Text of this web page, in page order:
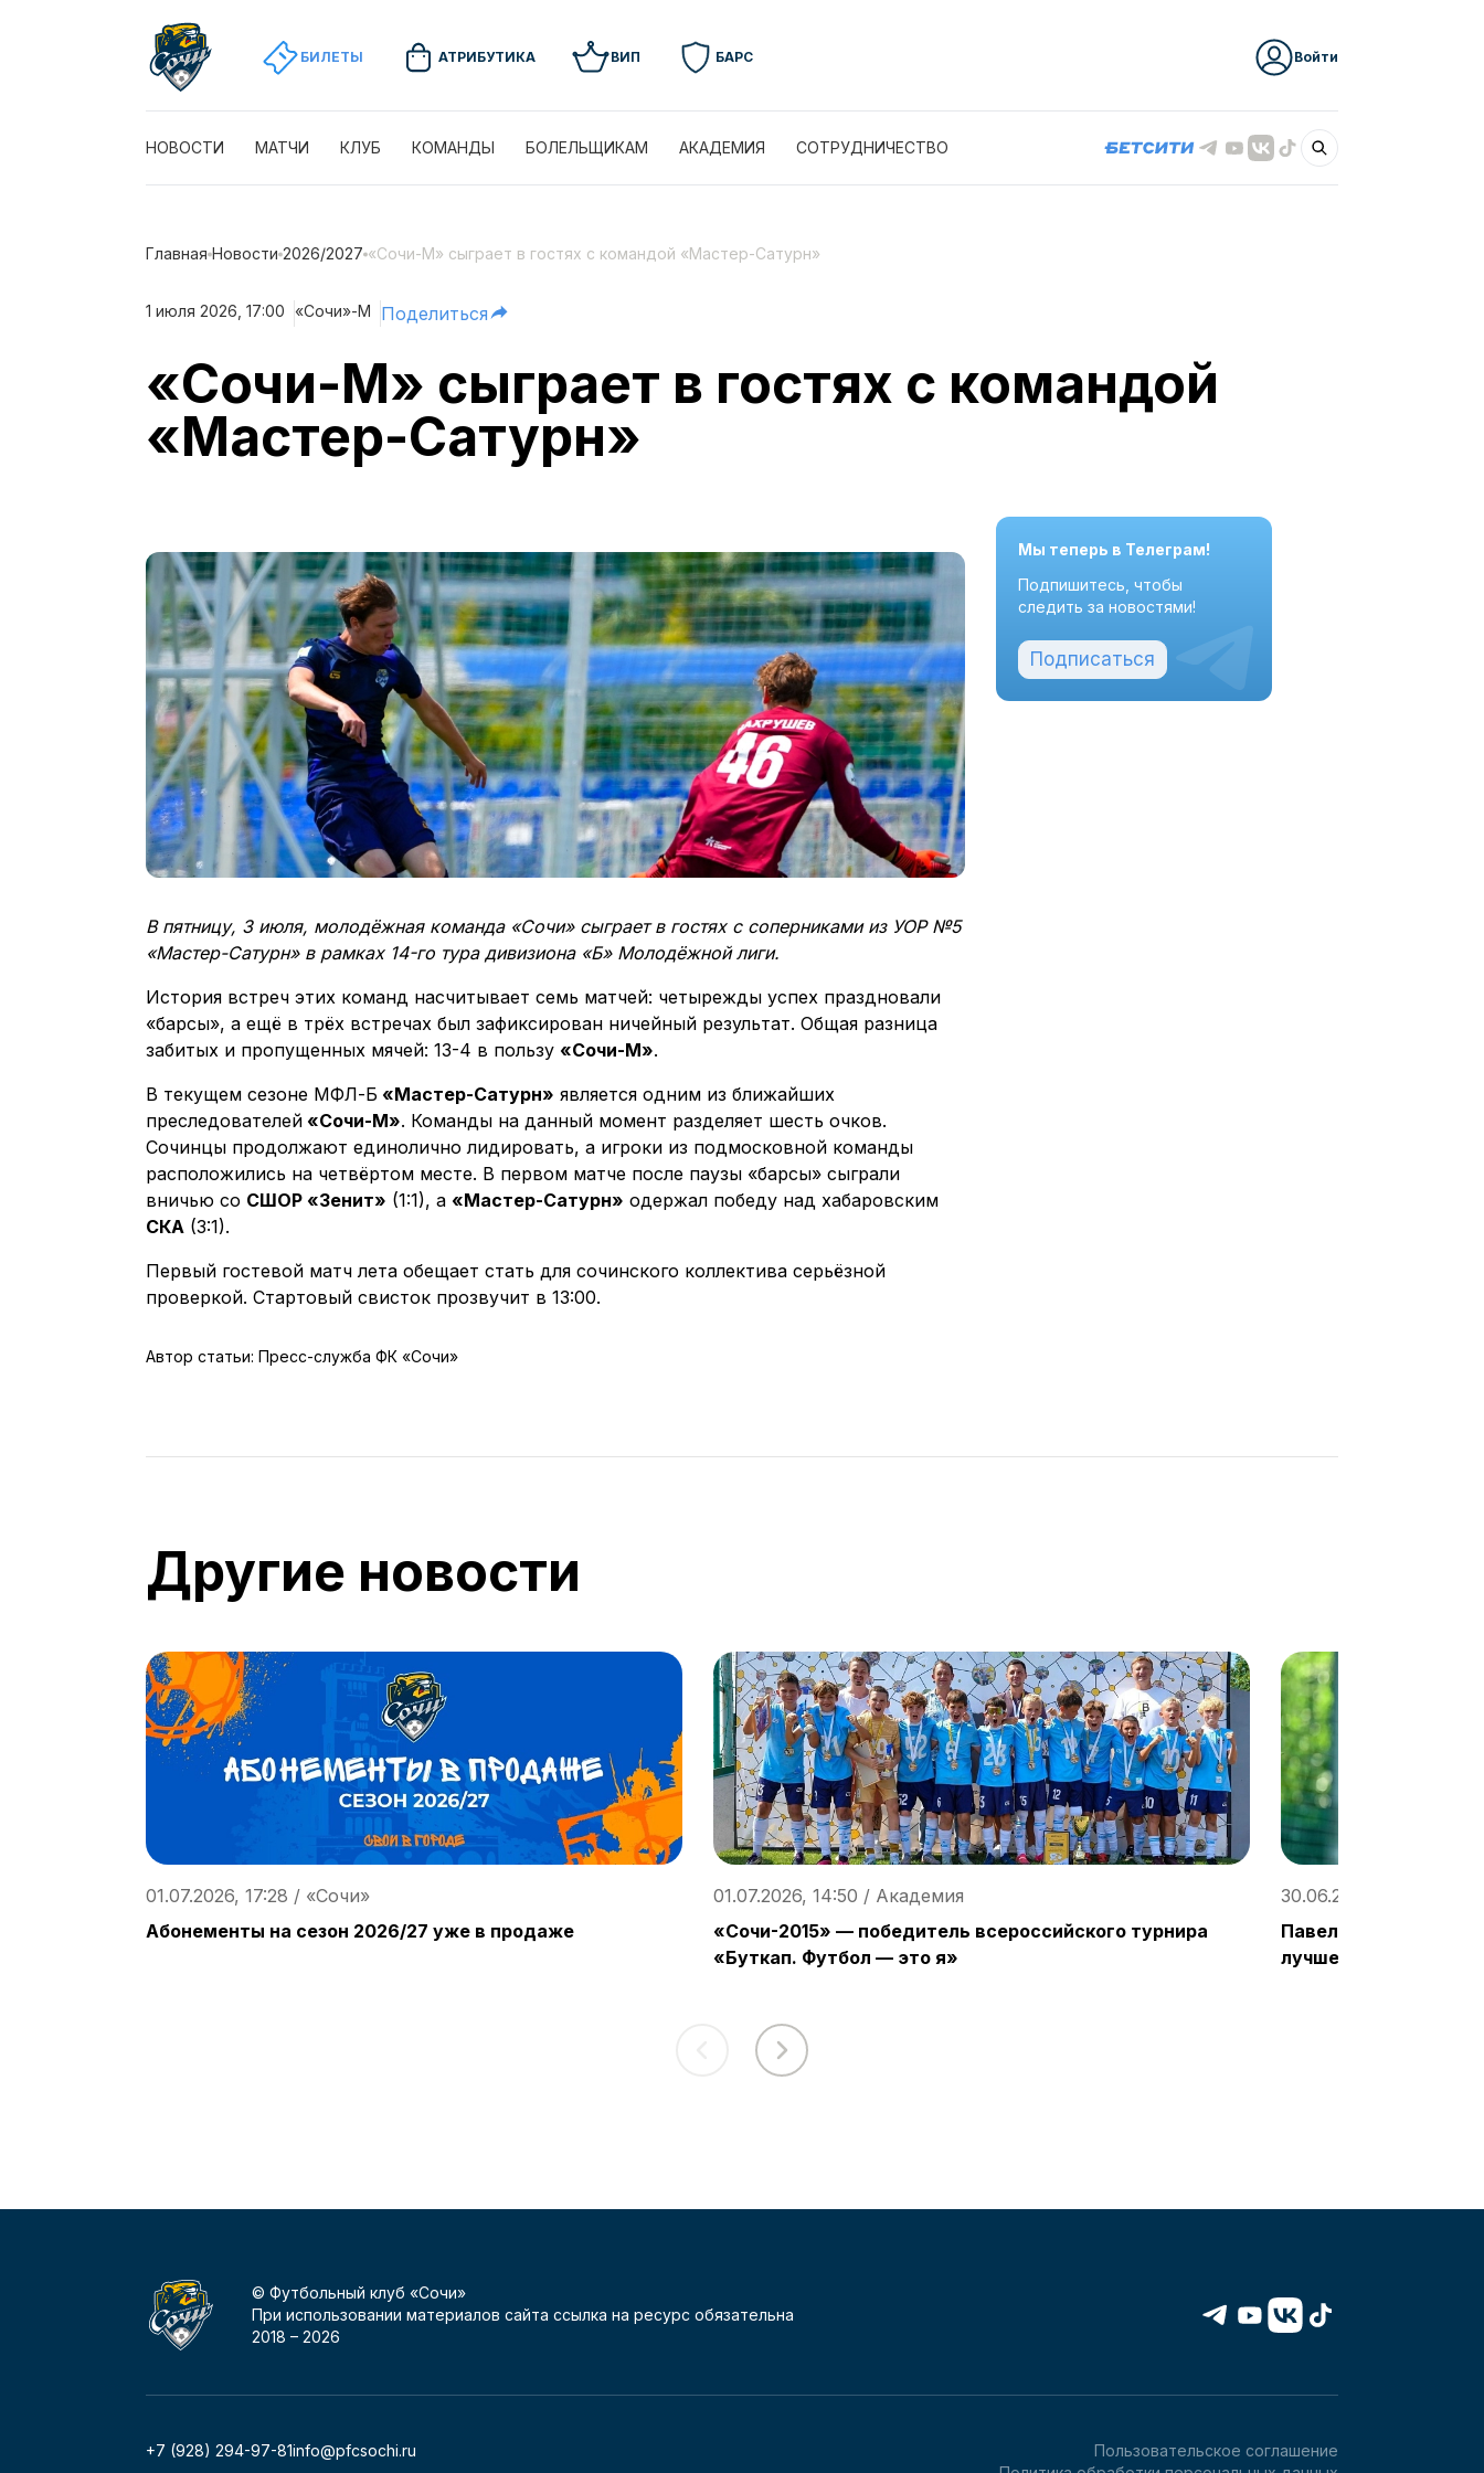
БИЛЕТЫ АТРИБУТИКА ВИП БАРС Войти
НОВОСТИ МАТЧИ КЛУБ КОМАНДЫ БОЛЕЛЬЩИКАМ АКАДЕМИЯ СОТРУДНИЧЕСТВО
Главная Новости 2026/2027 «Сочи-М» сыграет в гостях с командой «Мастер-Сатурн»
1 июля 2026, 17:00 «Сочи»-М Поделиться
«Сочи-М» сыграет в гостях с командой
«Мастер-Сатурн»
В пятницу, 3 июля, молодёжная команда «Сочи» сыграет в гостях с соперниками из УОР №5
«Мастер-Сатурн» в рамках 14-го тура дивизиона «Б» Молодёжной лиги.
История встреч этих команд насчитывает семь матчей: четырежды успех праздновали
«барсы», а ещё в трёх встречах был зафиксирован ничейный результат. Общая разница
забитых и пропущенных мячей: 13-4 в пользу «Сочи-М».
В текущем сезоне МФЛ-Б «Мастер-Сатурн» является одним из ближайших
преследователей «Сочи-М». Команды на данный момент разделяет шесть очков.
Сочинцы продолжают единолично лидировать, а игроки из подмосковной команды
расположились на четвёртом месте. В первом матче после паузы «барсы» сыграли
вничью со СШОР «Зенит» (1:1), а «Мастер-Сатурн» одержал победу над хабаровским
СКА (3:1).
Первый гостевой матч лета обещает стать для сочинского коллектива серьёзной
проверкой. Стартовый свисток прозвучит в 13:00.
Автор статьи: Пресс-служба ФК «Сочи»
Мы теперь в Телеграм!
Подпишитесь, чтобы
следить за новостями!
Подписаться
Другие новости
01.07.2026, 17:28 / «Сочи»
Абонементы на сезон 2026/27 уже в продаже
01.07.2026, 14:50 / Академия
«Сочи-2015» — победитель всероссийского турнира
«Буткап. Футбол — это я»
30.06.2026, 18:15 /
Павел Мелешин:
лучше, чем в
© Футбольный клуб «Сочи»
При использовании материалов сайта ссылка на ресурс обязательна
2018 – 2026
Пользовательское соглашение
+7 (928) 294-97-81info@pfcsochi.ru